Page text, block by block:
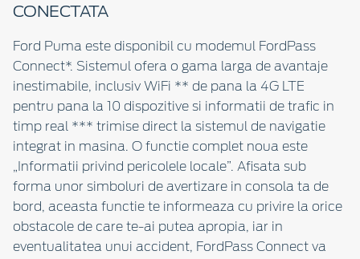
CONECTATA
Ford Puma este disponibil cu modemul FordPass
Connect*. Sistemul ofera o gama larga de avantaje
inestimabile, inclusiv WiFi ** de pana la 4G LTE
pentru pana la 10 dispozitive si informatii de trafic in
timp real *** trimise direct la sistemul de navigatie
integrat in masina. O functie complet noua este
„Informatii privind pericolele locale”. Afisata sub
forma unor simboluri de avertizare in consola ta de
bord, aceasta functie te informeaza cu privire la orice
obstacole de care te-ai putea apropia, iar in
eventualitatea unui accident, FordPass Connect va